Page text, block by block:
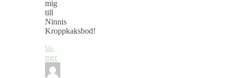
mig
till
Ninnis
Kroppkaksbod!
läs
mer